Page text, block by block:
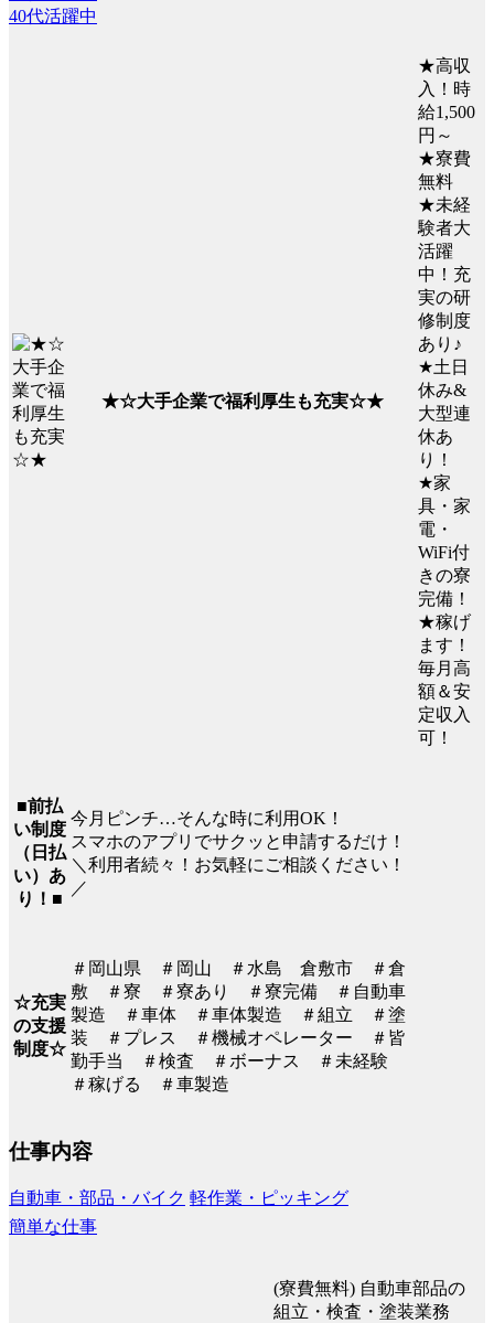
40代活躍中
★☆大手企業で福利厚生も充実☆★
★高収
入！時
給1,500
円～
★寮費
無料
★未経
験者大
活躍
中！充
実の研
修制度
あり♪
★土日
休み&
大型連
休あ
り！
★家
具・家
電・
WiFi付
きの寮
完備！
★稼げ
ます！
毎月高
額＆安
定収入
可！
■前払
い制度
（日払
い）あ
り！■
今月ピンチ…そんな時に利用OK！
スマホのアプリでサクッと申請するだけ！
＼利用者続々！お気軽にご相談ください！
／
☆充実
の支援
制度☆
＃岡山県 ＃岡山 ＃水島 倉敷市 ＃倉
敷 ＃寮 ＃寮あり ＃寮完備 ＃自動車
製造 ＃車体 ＃車体製造 ＃組立 ＃塗
装 ＃プレス ＃機械オペレーター ＃皆
勤手当 ＃検査 ＃ボーナス ＃未経験
＃稼げる ＃車製造
仕事内容
自動車・部品・バイク 軽作業・ピッキング
簡単な仕事
(寮費無料) 自動車部品の
組立・検査・塗装業務